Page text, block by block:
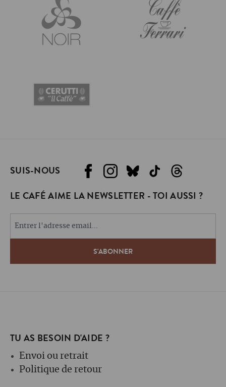
SUIS-NOUS
LE CAFÉ AIME LA NEWSLETTER - TOI AUSSI ?
TU AS BESOIN D'AIDE ?
Envoi ou retrait
Politique de retour